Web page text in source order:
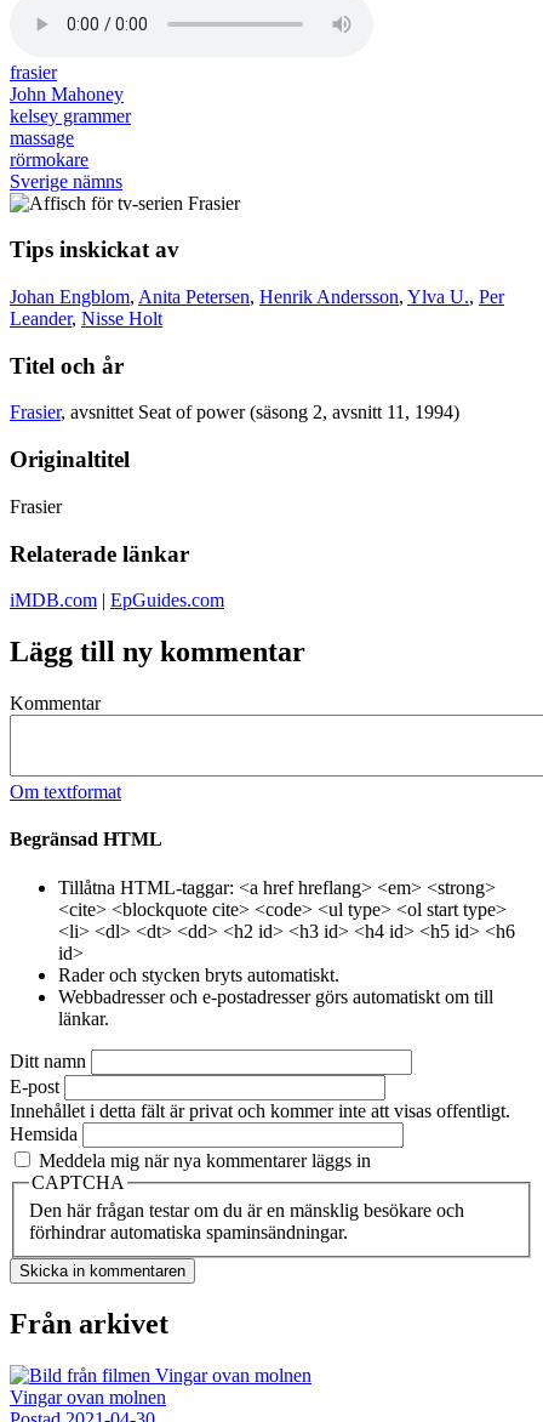
frasier
John Mahoney
kelsey grammer
massage
rörmokare
Sverige nämns
Tips inskickat av
Johan Engblom, Anita Petersen, Henrik Andersson, Ylva U., Per
Leander, Nisse Holt
Titel och år
Frasier, avsnittet Seat of power (säsong 2, avsnitt 11, 1994)
Originaltitel
Frasier
Relaterade länkar
iMDB.com | EpGuides.com
Lägg till ny kommentar
Kommentar
Om textformat
Begränsad HTML
Tillåtna HTML-taggar: <a href hreflang> <em> <strong>
<cite> <blockquote cite> <code> <ul type> <ol start type>
<li> <dl> <dt> <dd> <h2 id> <h3 id> <h4 id> <h5 id> <h6
id>
Rader och stycken bryts automatiskt.
Webbadresser och e-postadresser görs automatiskt om till
länkar.
Ditt namn
E-post
Innehållet i detta fält är privat och kommer inte att visas offentligt.
Hemsida
Meddela mig när nya kommentarer läggs in
CAPTCHA
Den här frågan testar om du är en mänsklig besökare och
förhindrar automatiska spaminsändningar.
Från arkivet
Vingar ovan molnen